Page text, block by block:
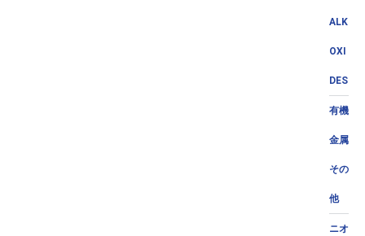
ALK
OXI
DES
有機
金属
その
他
ニオ